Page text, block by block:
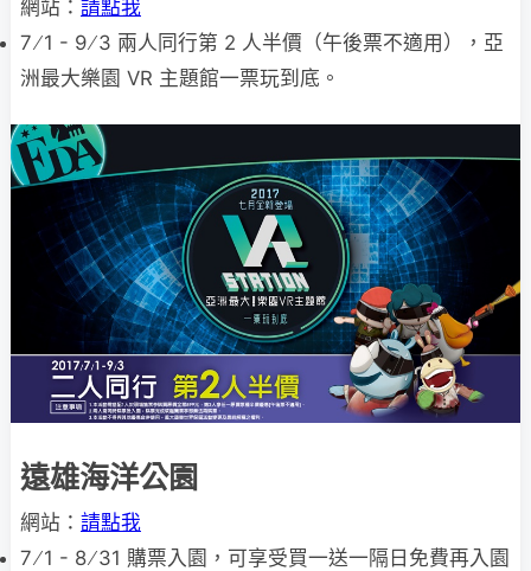
網站： 請點我
7 ∕ 1 - 9 ∕ 3 兩人同行第 2 人半價（午後票不適用），亞
洲最大樂園 VR 主題館一票玩到底。
遠雄海洋公園
網站： 請點我
7 ∕ 1 - 8 ∕ 31 購票入園，可享受買一送一隔日免費再入園